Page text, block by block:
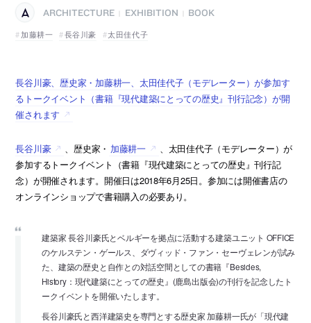
ARCHITECTURE EXHIBITION
BOOK
加藤耕一
長谷川豪 太田佳代子
長谷川豪、歴史家・加藤耕一、太田佳代子（モデレーター）が参加す
るトークイベント（書籍『現代建築にとっての歴史』刊行記念）が開
催されます
長谷川豪 、歴史家・ 加藤耕一
、太田佳代子（モデレーター）が
参加するトークイベント（書籍『現代建築にとっての歴史』刊行記
念）が開催されます。開催日は2018年6月25日。参加には開催書店の
オンラインショップで書籍購入の必要あり。
建築家 長谷川豪氏とベルギーを拠点に活動する建築ユニット OFFICE
のケルステン・ゲールス、ダヴィッド・ファン・セーヴェレンが試み
た、建築の歴史と自作との対話空間としての書籍『Besides,
History：現代建築にとっての歴史』(鹿島出版会)の刊行を記念したト
ークイベントを開催いたします。
長谷川豪氏と西洋建築史を専門とする歴史家 加藤耕一氏が「現代建